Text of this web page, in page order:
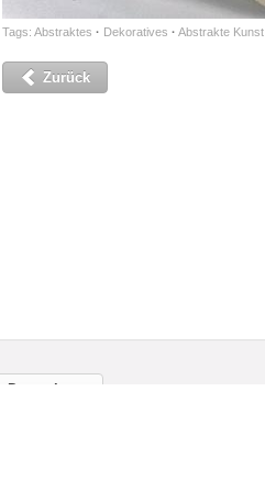
Tags: Abstraktes · Dekoratives · Abstrakte Kunst
Zurück
Deutsch